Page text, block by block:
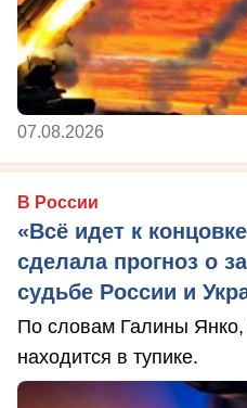
07.08.2026
В России
«Всё идет к
сделала прогноз о
судьбе России и
По словам Галины Янко,
находится в тупике.